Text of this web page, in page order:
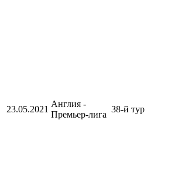
23.05.2021
Англия -
Премьер-лига
38-й тур